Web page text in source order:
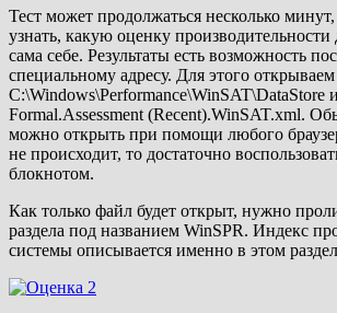
Тест может продолжаться несколько минут,
узнать, какую оценку производительности
сама себе. Результаты есть возможность
специальному адресу. Для этого
Formal.Assessment (Recent).WinSAT.xml.
можно открыть при помощи любого
не происходит, то достаточно
блокнотом.
Как только файл будет открыт, нужно
раздела под названием WinSPR. Индекс
системы описывается именно в этом